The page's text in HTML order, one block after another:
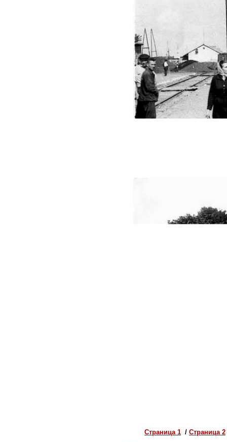
Страница 1 / Страница 2